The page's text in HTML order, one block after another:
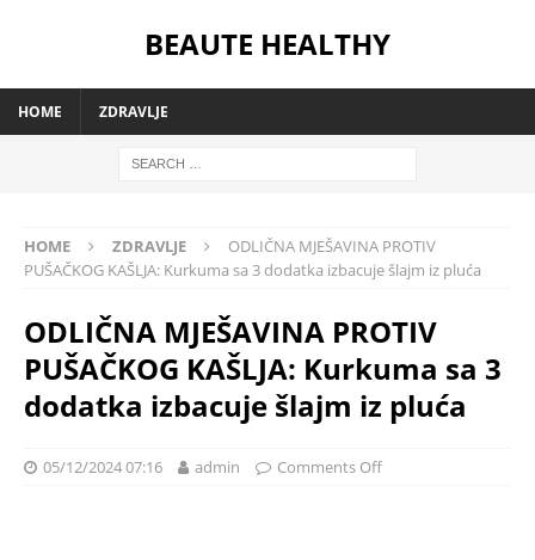
BEAUTE HEALTHY
HOME ZDRAVLJE
HOME ZDRAVLJE
ODLIČNA MJEŠAVINA PROTIV
PUŠAČKOG KAŠLJA: Kurkuma sa 3 dodatka izbacuje šlajm iz pluća
ODLIČNA MJEŠAVINA PROTIV
PUŠAČKOG KAŠLJA: Kurkuma sa 3
dodatka izbacuje šlajm iz pluća
05/12/2024 07:16 admin Comments Off